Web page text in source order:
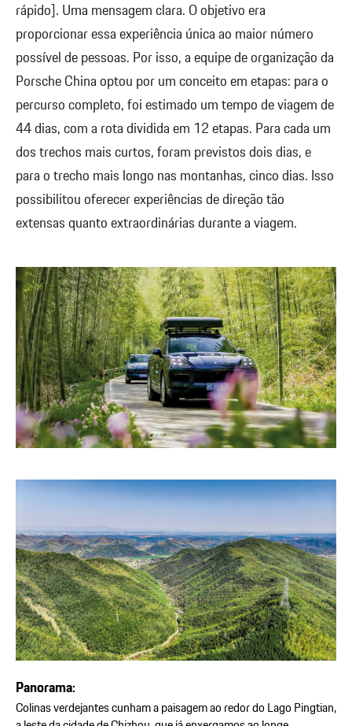
rápido]. Uma mensagem clara. O objetivo era
proporcionar essa experiência única ao maior número
possível de pessoas. Por isso, a equipe de organização da
Porsche China optou por um conceito em etapas: para o
percurso completo, foi estimado um tempo de viagem de
44 dias, com a rota dividida em 12 etapas. Para cada um
dos trechos mais curtos, foram previstos dois dias, e
para o trecho mais longo nas montanhas, cinco dias. Isso
possibilitou oferecer experiências de direção tão
extensas quanto extraordinárias durante a viagem.
Panorama:
Colinas verdejantes cunham a paisagem ao redor do Lago Pingtian,